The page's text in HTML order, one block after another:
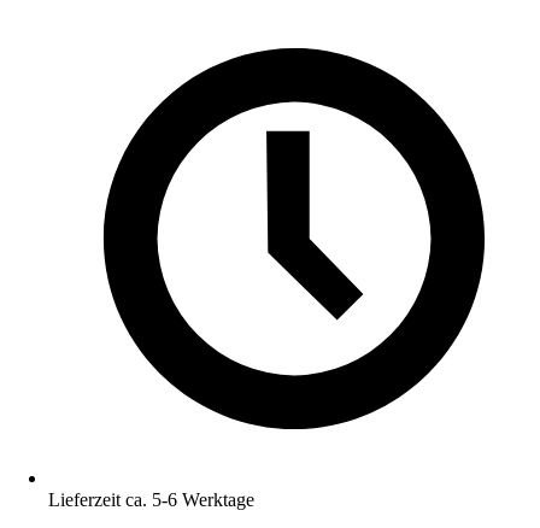
Lieferzeit ca. 5-6 Werktage